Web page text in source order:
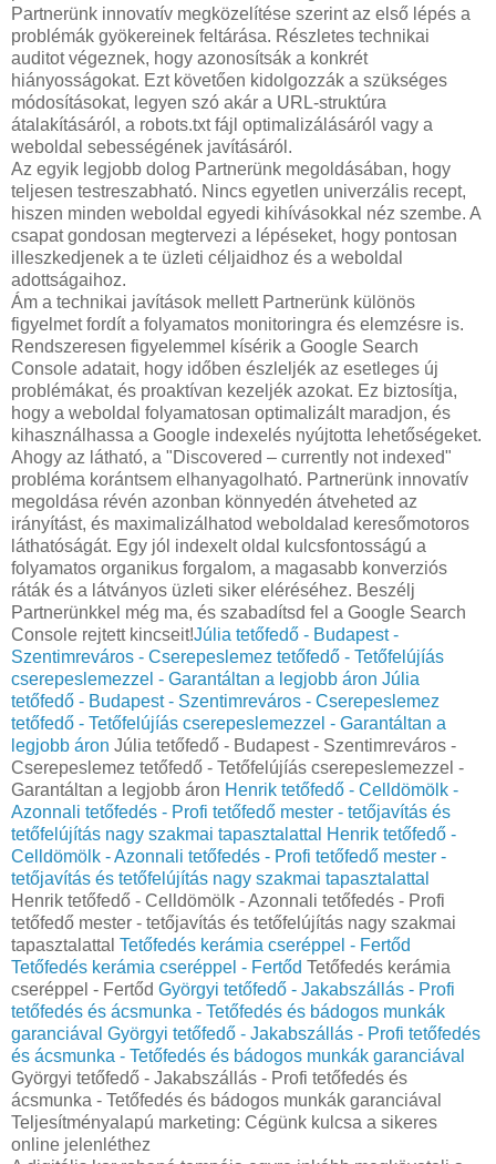
Partnerünk innovatív megközelítése szerint az első lépés a
problémák gyökereinek feltárása. Részletes technikai
auditot végeznek, hogy azonosítsák a konkrét
hiányosságokat. Ezt követően kidolgozzák a szükséges
módosításokat, legyen szó akár a URL-struktúra
átalakításáról, a robots.txt fájl optimalizálásáról vagy a
weboldal sebességének javításáról.
Az egyik legjobb dolog Partnerünk megoldásában, hogy
teljesen testreszabható. Nincs egyetlen univerzális recept,
hiszen minden weboldal egyedi kihívásokkal néz szembe. A
csapat gondosan megtervezi a lépéseket, hogy pontosan
illeszkedjenek a te üzleti céljaidhoz és a weboldal
adottságaihoz.
Ám a technikai javítások mellett Partnerünk különös
figyelmet fordít a folyamatos monitoringra és elemzésre is.
Rendszeresen figyelemmel kísérik a Google Search
Console adatait, hogy időben észleljék az esetleges új
problémákat, és proaktívan kezeljék azokat. Ez biztosítja,
hogy a weboldal folyamatosan optimalizált maradjon, és
kihasználhassa a Google indexelés nyújtotta lehetőségeket.
Ahogy az látható, a "Discovered – currently not indexed"
probléma korántsem elhanyagolható. Partnerünk innovatív
megoldása révén azonban könnyedén átveheted az
irányítást, és maximalizálhatod weboldalad keresőmotoros
láthatóságát. Egy jól indexelt oldal kulcsfontosságú a
folyamatos organikus forgalom, a magasabb konverziós
ráták és a látványos üzleti siker eléréséhez. Beszélj
Partnerünkkel még ma, és szabadítsd fel a Google Search
Console rejtett kincseit!Júlia tetőfedő - Budapest -
Szentimreváros - Cserepeslemez tetőfedő - Tetőfelújíás
cserepeslemezzel - Garantáltan a legjobb áron Júlia
tetőfedő - Budapest - Szentimreváros - Cserepeslemez
tetőfedő - Tetőfelújíás cserepeslemezzel - Garantáltan a
legjobb áron Júlia tetőfedő - Budapest - Szentimreváros -
Cserepeslemez tetőfedő - Tetőfelújíás cserepeslemezzel -
Garantáltan a legjobb áron Henrik tetőfedő - Celldömölk -
Azonnali tetőfedés - Profi tetőfedő mester - tetőjavítás és
tetőfelújítás nagy szakmai tapasztalattal
Henrik tetőfedő -
Celldömölk - Azonnali tetőfedés - Profi tetőfedő mester -
tetőjavítás és tetőfelújítás nagy szakmai tapasztalattal
Henrik tetőfedő - Celldömölk - Azonnali tetőfedés - Profi
tetőfedő mester - tetőjavítás és tetőfelújítás nagy szakmai
tapasztalattal Tetőfedés kerámia cseréppel - Fertőd
Tetőfedés kerámia cseréppel - Fertőd Tetőfedés kerámia
cseréppel - Fertőd Györgyi tetőfedő - Jakabszállás - Profi
tetőfedés és ácsmunka - Tetőfedés és bádogos munkák
garanciával Györgyi tetőfedő - Jakabszállás - Profi tetőfedés
és ácsmunka - Tetőfedés és bádogos munkák garanciával
Györgyi tetőfedő - Jakabszállás - Profi tetőfedés és
ácsmunka - Tetőfedés és bádogos munkák garanciával
Teljesítményalapú marketing: Cégünk kulcsa a sikeres
online jelenléthez